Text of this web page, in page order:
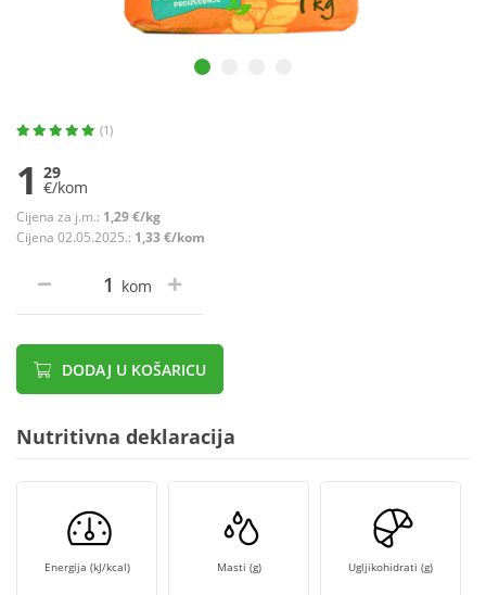
(1)
1 29
€/kom
Cijena za j.m.: 1,29 €/kg
Cijena 02.05.2025.: 1,33 €/kom
kom
DODAJ U KOŠARICU
Nutritivna deklaracija
Energija (kJ/kcal) Masti (g) Ugljikohidrati (g)